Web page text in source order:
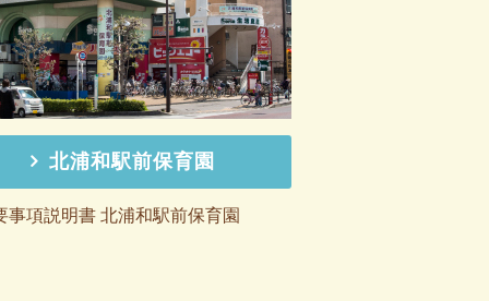
北浦和駅前保育園
事項説明書 北浦和駅前保育園